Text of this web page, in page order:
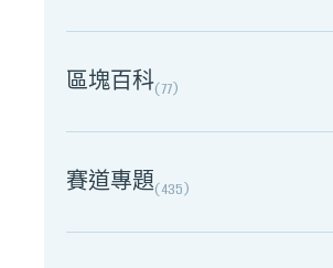
區塊百科(77)
賽道專題(435)